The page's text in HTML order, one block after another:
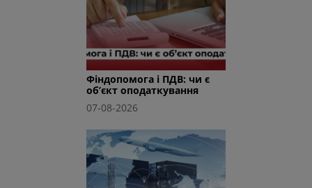
Фіндопомога і ПДВ: чи є
об’єкт оподаткування
07-08-2026